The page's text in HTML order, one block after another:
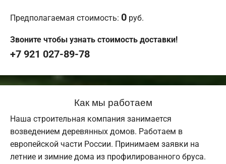
Предполагаемая стоимость: 0 руб.
Звоните чтобы узнать стоимость доставки!
+7 921 027-89-78
Как мы работаем
Наша строительная компания занимается
возведением деревянных домов. Работаем в
европейской части России. Принимаем заявки на
летние и зимние дома из профилированного бруса.